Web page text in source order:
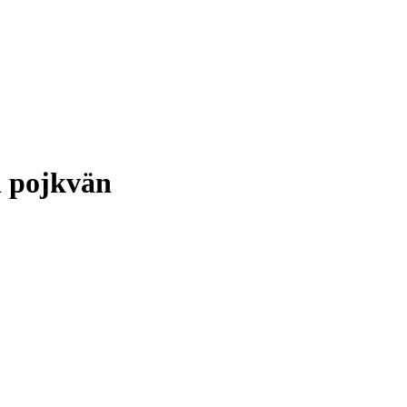
pojkvän